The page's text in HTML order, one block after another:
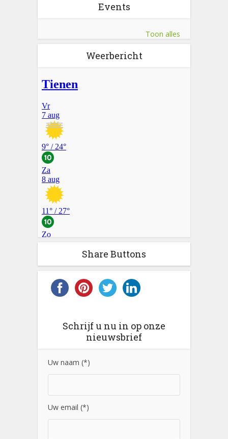
Events
Toon alles
Weerbericht
Share Buttons
Schrijf u nu in op onze
nieuwsbrief
Uw naam (*)
Uw email (*)